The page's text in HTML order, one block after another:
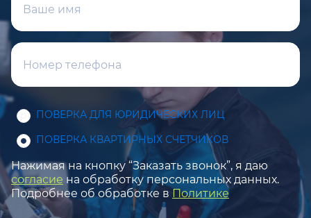
ПОВЕРКА ДЛЯ ЮРИДИЧЕСКИХ ЛИЦ
ПОВЕРКА КВАРТИРНЫХ СЧЕТЧИКОВ
Нажимая на кнопку “Заказать звонок”, я даю
согласие на обработку персональных данных.
Подробнее об обработке в Политике